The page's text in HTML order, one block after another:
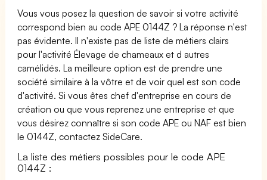
Vous vous posez la question de savoir si votre activité
correspond bien au code APE 0144Z ? La réponse n'est
pas évidente. Il n'existe pas de liste de métiers clairs
pour l'activité Élevage de chameaux et d autres
camélidés. La meilleure option est de prendre une
société similaire à la vôtre et de voir quel est son code
d'activité. Si vous êtes chef d'entreprise en cours de
création ou que vous reprenez une entreprise et que
vous désirez connaître si son code APE ou NAF est bien
le 0144Z, contactez SideCare.
La liste des métiers possibles pour le code APE
0144Z :